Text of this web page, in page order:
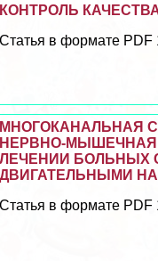
КОНТРОЛЬ
Статья в формате PDF
МНОГОКАНАЛЬНАЯ
НЕРВНО-МЫШЕЧНАЯ
ЛЕЧЕНИИ БОЛЬНЫХ
ДВИГАТЕЛЬНЫМИ
Статья в формате PDF